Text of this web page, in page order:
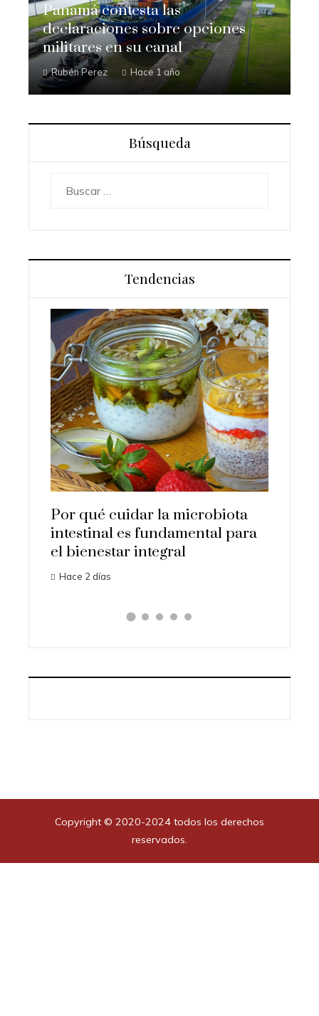
Panamá contesta las
declaraciones sobre opciones
militares en su canal
Rubén Perez Hace 1 año
Búsqueda
Tendencias
Por qué cuidar la microbiota
intestinal es fundamental para
el bienestar integral
Hace 2 días
Copyright © 2020-2024 todos los derechos
reservados.